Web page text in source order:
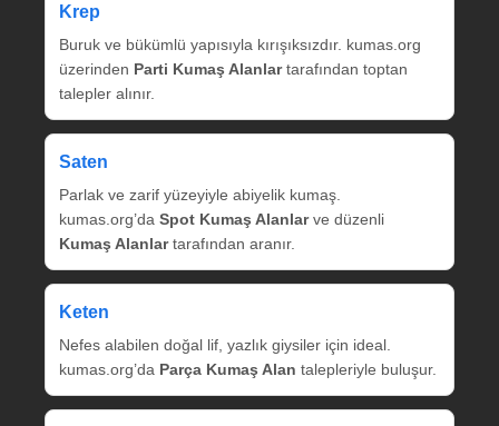
Krep
Buruk ve bükümlü yapısıyla kırışıksızdır. kumas.org
üzerinden Parti Kumaş Alanlartarafından toptan
talepler alınır.
Saten
Parlak ve zarif yüzeyiyle abiyelik kumaş.
kumas.org’da Spot Kumaş Alanlarve düzenli
Kumaş Alanlartarafından aranır.
Keten
Nefes alabilen doğal lif, yazlık giysiler için ideal.
kumas.org’da Parça Kumaş Alan talepleriyle buluşur.